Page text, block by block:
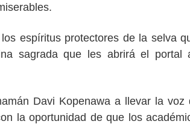
espíritus protectores de la selva
sagrada que les abrirá el portal
Davi Kopenawa a llevar la voz
la oportunidad de que los